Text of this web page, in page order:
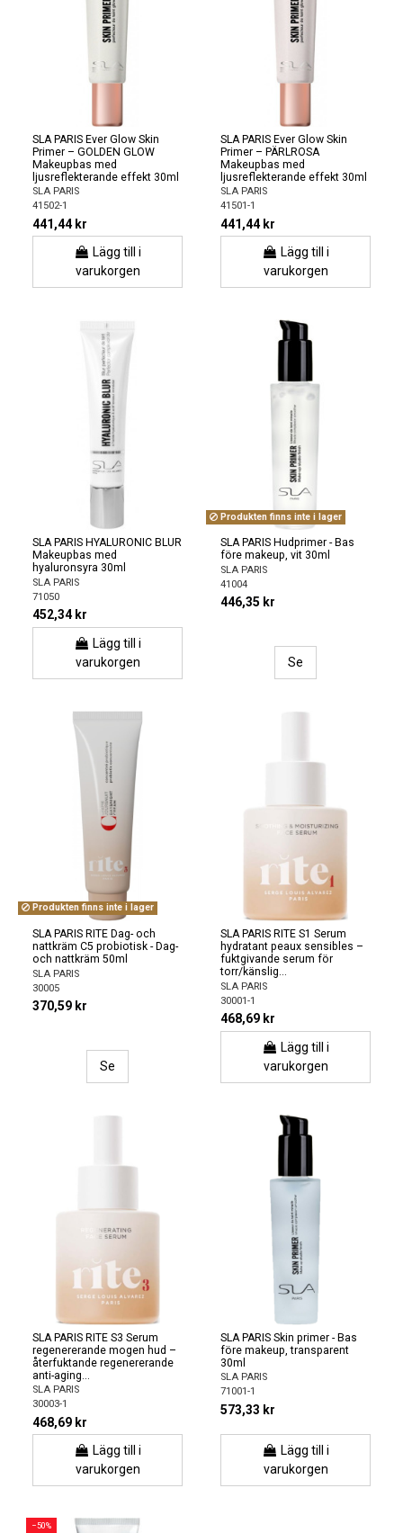
SLA PARIS Ever Glow Skin
Primer – GOLDEN GLOW
Makeupbas med
ljusreflekterande effekt 30ml
SLA PARIS
41502-1
441,44 kr
Lägg till i
varukorgen
SLA PARIS Ever Glow Skin
Primer – PÄRLROSA
Makeupbas med
ljusreflekterande effekt 30ml
SLA PARIS
41501-1
441,44 kr
Lägg till i
varukorgen
SLA PARIS HYALURONIC BLUR
Makeupbas med
hyaluronsyra 30ml
SLA PARIS
71050
452,34 kr
Lägg till i
varukorgen
Produkten finns inte i lager
SLA PARIS Hudprimer - Bas
före makeup, vit 30ml
SLA PARIS
41004
446,35 kr
Se
Produkten finns inte i lager
SLA PARIS RITE Dag- och
nattkräm C5 probiotisk - Dag-
och nattkräm 50ml
SLA PARIS
30005
370,59 kr
Se
SLA PARIS RITE S1 Serum
hydratant peaux sensibles –
fuktgivande serum för
torr/känslig...
SLA PARIS
30001-1
468,69 kr
Lägg till i
varukorgen
SLA PARIS RITE S3 Serum
regenererande mogen hud –
återfuktande regenererande
anti-aging...
SLA PARIS
30003-1
468,69 kr
Lägg till i
varukorgen
SLA PARIS Skin primer - Bas
före makeup, transparent
30ml
SLA PARIS
71001-1
573,33 kr
Lägg till i
varukorgen
−50%